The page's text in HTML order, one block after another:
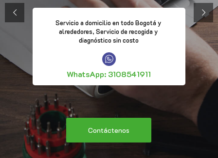
Servicio a domicilio en todo Bogotá y
alrededores, Servicio de recogida y
diagnóstico sin costo
WhatsApp: 3108541911
Contáctenos